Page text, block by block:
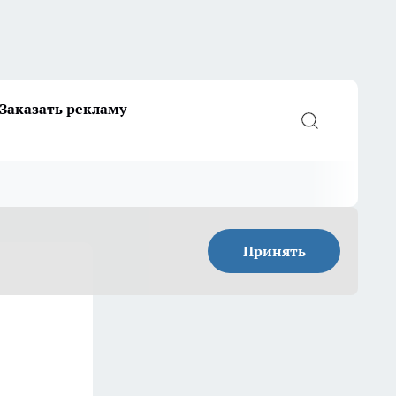
Заказать рекламу
Принять